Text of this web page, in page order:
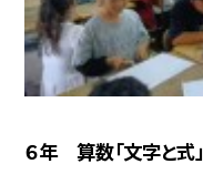
６年 算数「文字と式」